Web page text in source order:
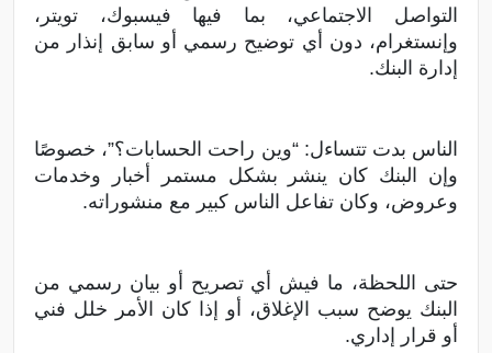
التواصل الاجتماعي، بما فيها فيسبوك، تويتر،
وإنستغرام، دون أي توضيح رسمي أو سابق إنذار من
إدارة البنك.
الناس بدت تتساءل: “وين راحت الحسابات؟”، خصوصًا
وإن البنك كان ينشر بشكل مستمر أخبار وخدمات
وعروض، وكان تفاعل الناس كبير مع منشوراته.
حتى اللحظة، ما فيش أي تصريح أو بيان رسمي من
البنك يوضح سبب الإغلاق، أو إذا كان الأمر خلل فني
أو قرار إداري.